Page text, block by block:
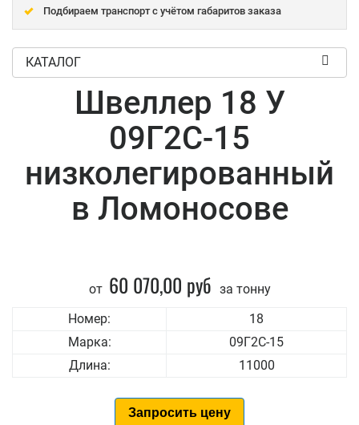
Подбираем транспорт с учётом габаритов заказа
КАТАЛОГ
Швеллер 18 У
09Г2С-15
низколегированный
в Ломоносове
от 60 070,00 руб за тонну
Номер:
18
Марка:
09Г2С-15
Длина:
11000
Запросить цену